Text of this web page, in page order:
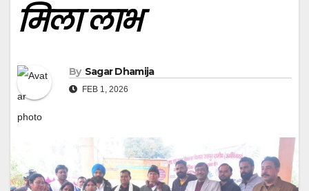
मिला लाभ
By Sagar Dhamija
FEB 1, 2026